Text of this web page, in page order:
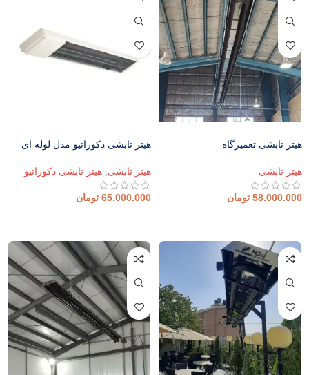
هیتر تابشی تعمیرگاه
هیتر تابشی
58.000.000 تومان
هیتر تابشی دکوراتیو مدل لوله ای
هیتر تابشی هیتر تابشی دکوراتیو
65.000.000 تومان